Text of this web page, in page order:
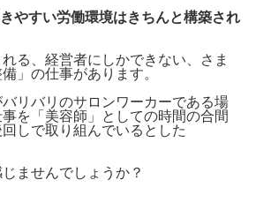
やすい労働環境はきちんと構築され
る、経営者にしかできない、さま
」の仕事があります。
リバリのサロンワーカーである場
を「美容師」としての時間の合間
しで取り組んでいるとした
ませんでしょうか？